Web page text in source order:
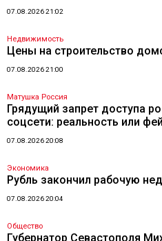
07.08.2026 21:02
Недвижимость
Цены на строительство
07.08.2026 21:00
Матушка Россия
Грядущий запрет доступа
соцсети: реальность или
07.08.2026 20:08
Экономика
Рубль закончил рабочую
07.08.2026 20:04
Общество
Губернатор Севастополя